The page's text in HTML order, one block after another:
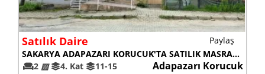
Satılık Daire
SAKARYA ADAPAZARI KORUCUK'TA SATILIK MASRAFSIZ 2+1 DAİRE
2 ▨ 4. Kat 11-15 Adapazarı Korucuk
Paylaş